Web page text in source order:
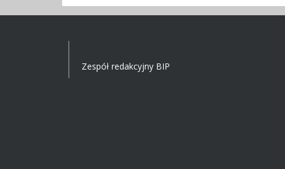
Zespół redakcyjny BIP